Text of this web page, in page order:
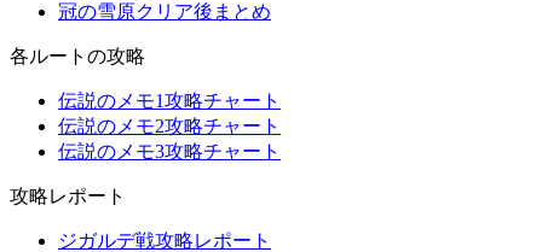
冠の雪原クリア後まとめ
各ルートの攻略
伝説のメモ1攻略チャート
伝説のメモ2攻略チャート
伝説のメモ3攻略チャート
攻略レポート
ジガルデ戦攻略レポート